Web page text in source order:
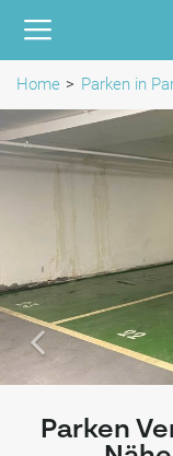
Home Parken in
Parken